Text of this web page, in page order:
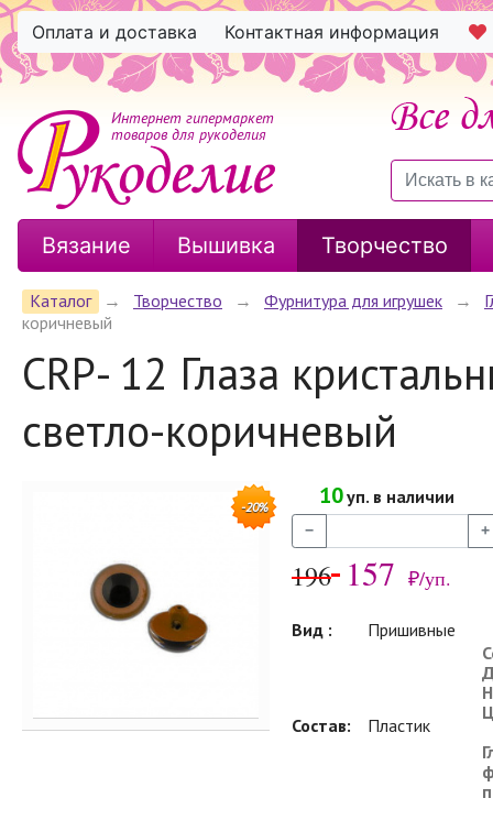
Оплата и доставка Контактная информация
Интернет гипермаркет
товаров для рукоделия
Вязание Вышивка Творчество
Каталог → Творчество → Фурнитура для игрушек →
коричневый
CRP- 12 Глаза
светло-коричневый
-20% 10уп. в наличии
− +
196 157 ₽/уп.
Вид :
Пришивные
Состав: Пластик